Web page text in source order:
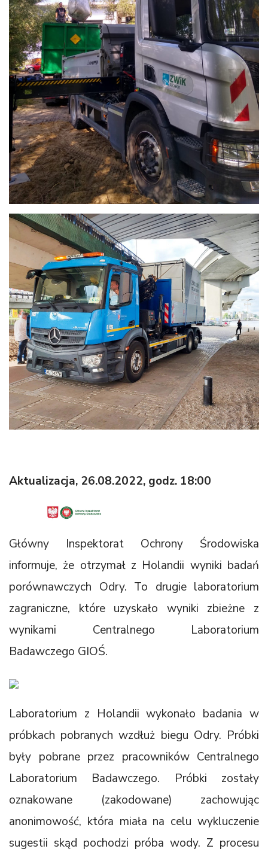
Aktualizacja, 26.08.2022, godz. 18:00
Główny Inspektorat Ochrony Środowiska
informuje, że otrzymał z Holandii wyniki badań
porównawczych Odry. To drugie laboratorium
zagraniczne, które uzyskało wyniki zbieżne z
wynikami Centralnego Laboratorium
Badawczego GIOŚ.
Laboratorium z Holandii wykonało badania w
próbkach pobranych wzdłuż biegu Odry. Próbki
były pobrane przez pracowników Centralnego
Laboratorium Badawczego. Próbki zostały
oznakowane (zakodowane) zachowując
anonimowość, która miała na celu wykluczenie
sugestii skąd pochodzi próba wody. Z procesu